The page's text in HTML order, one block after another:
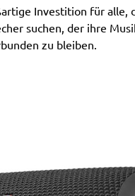
Investition für alle,
suchen, der ihre
zu bleiben.